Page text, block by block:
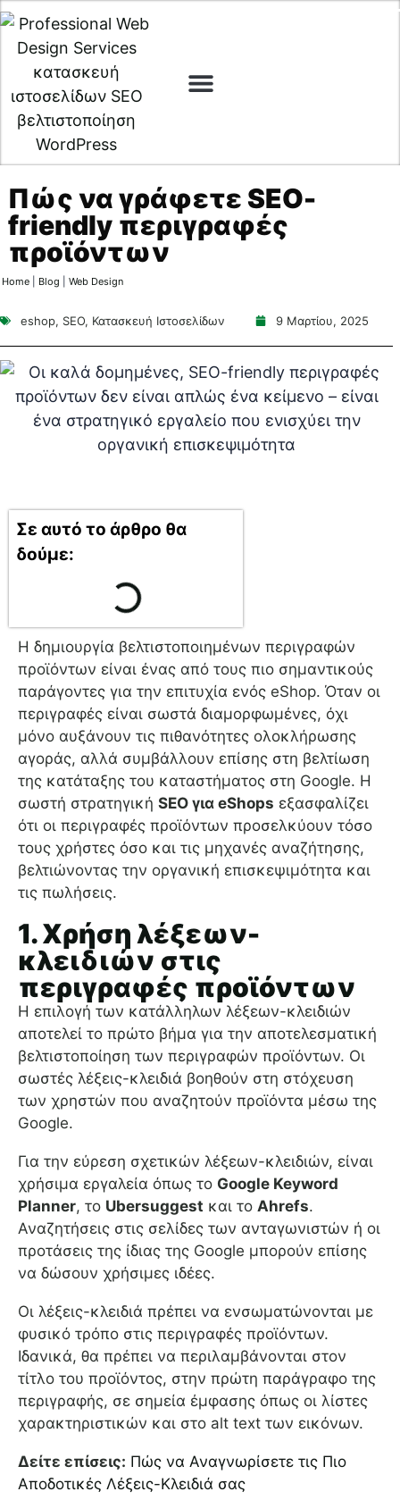
Πώς να γράφετε SEO-
friendly περιγραφές
προϊόντων
Home| Blog Web Design
eshop, SEO, Κατασκευή Ιστοσελίδων 9 Μαρτίου, 2025
Σε αυτό το άρθρο θα
δούμε:
Η δημιουργία βελτιστοποιημένων περιγραφών
προϊόντων είναι ένας από τους πιο σημαντικούς
παράγοντες για την επιτυχία ενός eShop. Όταν οι
περιγραφές είναι σωστά διαμορφωμένες, όχι
μόνο αυξάνουν τις πιθανότητες ολοκλήρωσης
αγοράς, αλλά συμβάλλουν επίσης στη βελτίωση
της κατάταξης του καταστήματος στη Google. Η
σωστή στρατηγική SEO για eShops εξασφαλίζει
ότι οι περιγραφές προϊόντων προσελκύουν τόσο
τους χρήστες όσο και τις μηχανές αναζήτησης,
βελτιώνοντας την οργανική επισκεψιμότητα και
τις πωλήσεις.
1. Χρήση λέξεων-
κλειδιών στις
περιγραφές προϊόντων
Η επιλογή των κατάλληλων λέξεων-κλειδιών
αποτελεί το πρώτο βήμα για την αποτελεσματική
βελτιστοποίηση των περιγραφών προϊόντων. Οι
σωστές λέξεις-κλειδιά βοηθούν στη στόχευση
των χρηστών που αναζητούν προϊόντα μέσω της
Google.
Για την εύρεση σχετικών λέξεων-κλειδιών, είναι
χρήσιμα εργαλεία όπως το Google Keyword
Planner, το Ubersuggest και το Ahrefs.
Αναζητήσεις στις σελίδες των ανταγωνιστών ή οι
προτάσεις της ίδιας της Google μπορούν επίσης
να δώσουν χρήσιμες ιδέες.
Οι λέξεις-κλειδιά πρέπει να ενσωματώνονται με
φυσικό τρόπο στις περιγραφές προϊόντων.
Ιδανικά, θα πρέπει να περιλαμβάνονται στον
τίτλο του προϊόντος, στην πρώτη παράγραφο της
περιγραφής, σε σημεία έμφασης όπως οι λίστες
χαρακτηριστικών και στο alt text των εικόνων.
Δείτε επίσεις: Πώς να Αναγνωρίσετε τις Πιο
Αποδοτικές Λέξεις-Κλειδιά σας